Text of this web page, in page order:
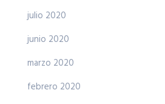
julio 2020
junio 2020
marzo 2020
febrero 2020